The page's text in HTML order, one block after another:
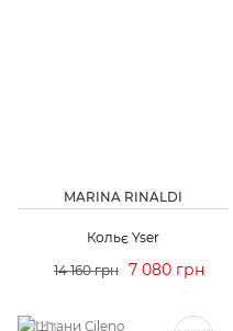
MARINA RINALDI
Кольє Yser
14 160 грн 7 080 грн